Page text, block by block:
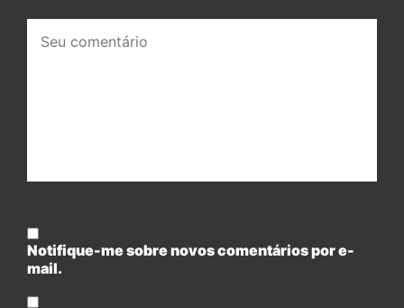
comentário:
Notifique-me sobre novos comentários por e-
mail.